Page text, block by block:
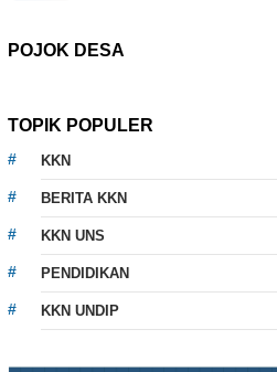
POJOK DESA
TOPIK POPULER
KKN
BERITA KKN
KKN UNS
PENDIDIKAN
KKN UNDIP